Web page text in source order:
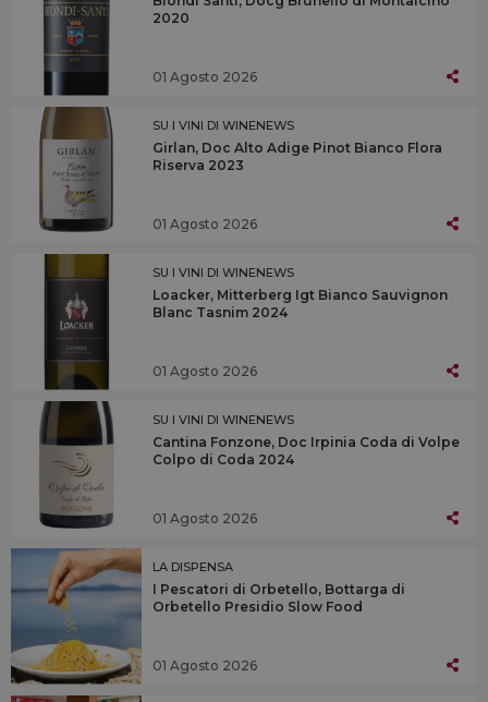
2020
01 Agosto 2026
SU I VINI DI WINENEWS
Girlan, Doc Alto Adige Pinot Bianco Flora
Riserva 2023
01 Agosto 2026
SU I VINI DI WINENEWS
Loacker, Mitterberg Igt Bianco Sauvignon
Blanc Tasnim 2024
01 Agosto 2026
SU I VINI DI WINENEWS
Cantina Fonzone, Doc Irpinia Coda di Volpe
Colpo di Coda 2024
01 Agosto 2026
LA DISPENSA
I Pescatori di Orbetello, Bottarga di
Orbetello Presidio Slow Food
01 Agosto 2026